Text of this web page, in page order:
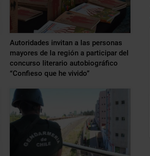
Autoridades invitan a las personas
mayores de la región a participar del
concurso literario autobiográfico
“Confieso que he vivido”